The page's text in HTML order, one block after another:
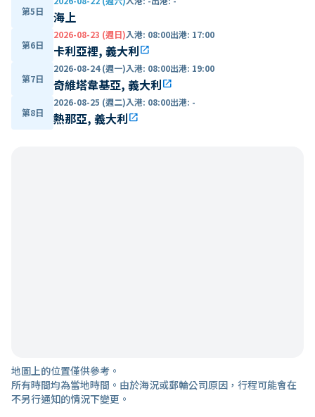
第5日 海上
第6日
2026-08-23 (週日)入港: 08:00出港: 17:00
卡利亞裡, 義大利open_in_new
第7日
2026-08-24 (週一)入港: 08:00出港: 19:00
奇維塔韋基亞, 義大利open_in_new
第8日
2026-08-25 (週二)入港: 08:00出港: -
熱那亞, 義大利open_in_new
地圖上的位置僅供參考。
所有時間均為當地時間。由於海況或郵輪公司原因，行程可能會在
不另行通知的情況下變更。